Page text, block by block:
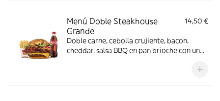
Menú Doble Steakhouse
Grande
14,50 €
Doble carne, cebolla crujiente, bacon,
cheddar, salsa BBQ en pan brioche con un